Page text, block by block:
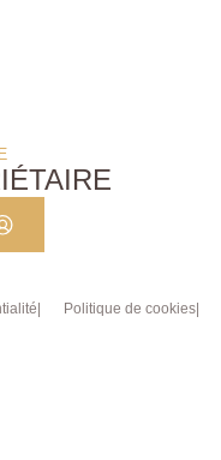
Politique de cookies